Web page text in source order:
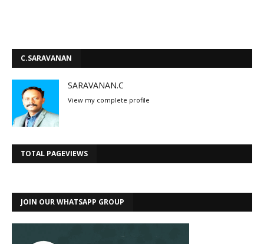
C.SARAVANAN
SARAVANAN.C
View my complete profile
TOTAL PAGEVIEWS
JOIN OUR WHATSAPP GROUP